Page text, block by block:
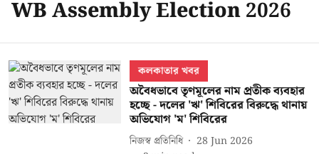
WB Assembly Election 2026
কলকাতার খবর
অবৈধভাবে তৃণমূলের নাম প্রতীক ব্যবহার
হচ্ছে - দলের 'ঋ' শিবিরের বিরুদ্ধে থানায়
অভিযোগ 'ম' শিবিরের
নিজস্ব প্রতিনিধি
28 Jun 2026